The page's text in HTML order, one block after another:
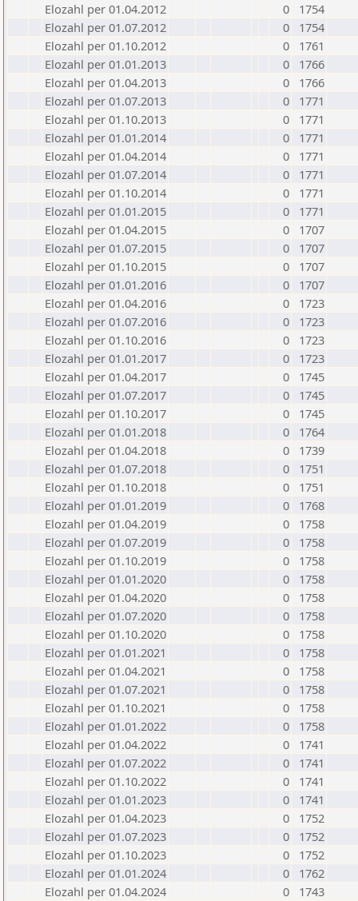
Elozahl per 01.04.2012
0
1754
Elozahl per 01.07.2012
0
1754
Elozahl per 01.10.2012
0
1761
Elozahl per 01.01.2013
0
1766
Elozahl per 01.04.2013
0
1766
Elozahl per 01.07.2013
0
1771
Elozahl per 01.10.2013
0
1771
Elozahl per 01.01.2014
0
1771
Elozahl per 01.04.2014
0
1771
Elozahl per 01.07.2014
0
1771
Elozahl per 01.10.2014
0
1771
Elozahl per 01.01.2015
0
1771
Elozahl per 01.04.2015
0
1707
Elozahl per 01.07.2015
0
1707
Elozahl per 01.10.2015
0
1707
Elozahl per 01.01.2016
0
1707
Elozahl per 01.04.2016
0
1723
Elozahl per 01.07.2016
0
1723
Elozahl per 01.10.2016
0
1723
Elozahl per 01.01.2017
0
1723
Elozahl per 01.04.2017
0
1745
Elozahl per 01.07.2017
0
1745
Elozahl per 01.10.2017
0
1745
Elozahl per 01.01.2018
0
1764
Elozahl per 01.04.2018
0
1739
Elozahl per 01.07.2018
0
1751
Elozahl per 01.10.2018
0
1751
Elozahl per 01.01.2019
0
1768
Elozahl per 01.04.2019
0
1758
Elozahl per 01.07.2019
0
1758
Elozahl per 01.10.2019
0
1758
Elozahl per 01.01.2020
0
1758
Elozahl per 01.04.2020
0
1758
Elozahl per 01.07.2020
0
1758
Elozahl per 01.10.2020
0
1758
Elozahl per 01.01.2021
0
1758
Elozahl per 01.04.2021
0
1758
Elozahl per 01.07.2021
0
1758
Elozahl per 01.10.2021
0
1758
Elozahl per 01.01.2022
0
1758
Elozahl per 01.04.2022
0
1741
Elozahl per 01.07.2022
0
1741
Elozahl per 01.10.2022
0
1741
Elozahl per 01.01.2023
0
1741
Elozahl per 01.04.2023
0
1752
Elozahl per 01.07.2023
0
1752
Elozahl per 01.10.2023
0
1752
Elozahl per 01.01.2024
0
1762
Elozahl per 01.04.2024
0
1743